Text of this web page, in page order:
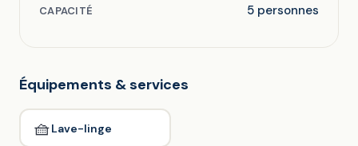
CAPACITÉ 5 personnes
Équipements & services
🧺Lave-linge